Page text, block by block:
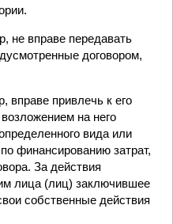
не вправе передавать
договором,
вправе привлечь к его
на него
вида или
финансированию затрат,
За действия
лица (лиц) заключившее
собственные действия